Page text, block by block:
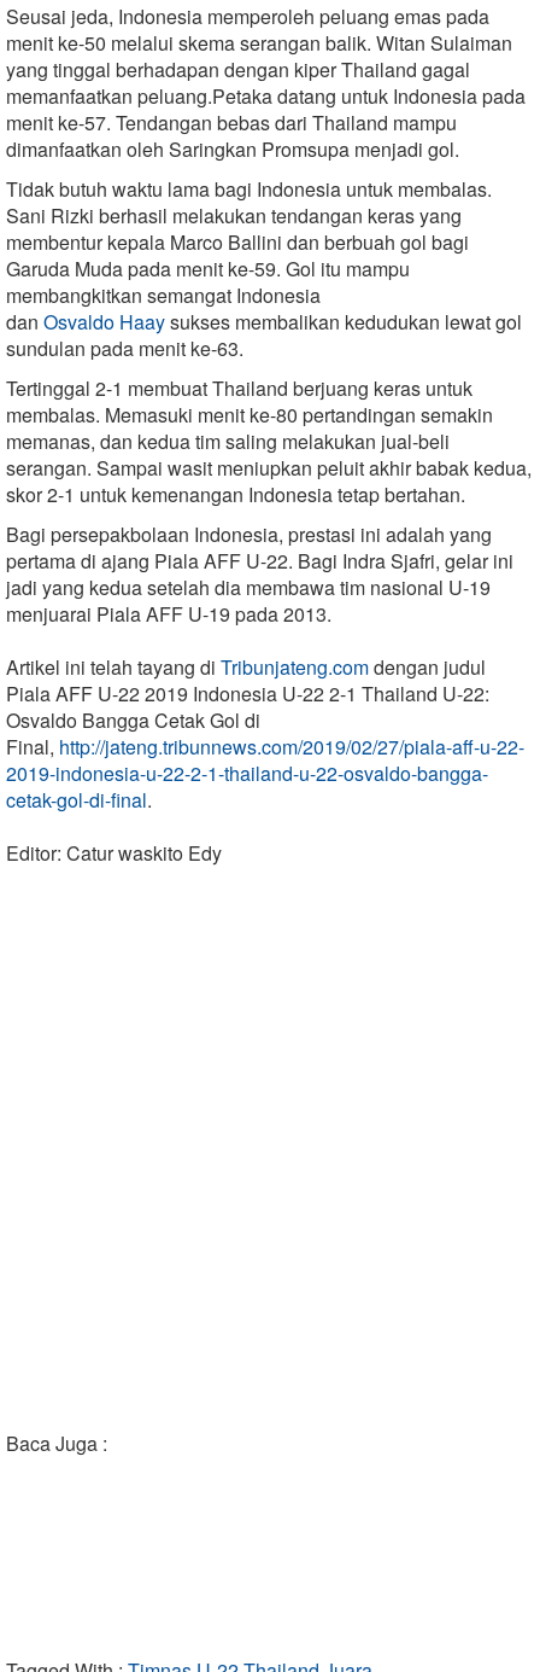
Seusai jeda, Indonesia memperoleh peluang emas pada
menit ke-50 melalui skema serangan balik. Witan Sulaiman
yang tinggal berhadapan dengan kiper Thailand gagal
memanfaatkan peluang.Petaka datang untuk Indonesia pada
menit ke-57. Tendangan bebas dari Thailand mampu
dimanfaatkan oleh Saringkan Promsupa menjadi gol.
Tidak butuh waktu lama bagi Indonesia untuk membalas.
Sani Rizki berhasil melakukan tendangan keras yang
membentur kepala Marco Ballini dan berbuah gol bagi
Garuda Muda pada menit ke-59. Gol itu mampu
membangkitkan semangat Indonesia
dan Osvaldo Haaysukses membalikan kedudukan lewat gol
sundulan pada menit ke-63.
Tertinggal 2-1 membuat Thailand berjuang keras untuk
membalas. Memasuki menit ke-80 pertandingan semakin
memanas, dan kedua tim saling melakukan jual-beli
serangan. Sampai wasit meniupkan peluit akhir babak kedua,
skor 2-1 untuk kemenangan Indonesia tetap bertahan.
Bagi persepakbolaan Indonesia, prestasi ini adalah yang
pertama di ajang Piala AFF U-22. Bagi Indra Sjafri, gelar ini
jadi yang kedua setelah dia membawa tim nasional U-19
menjuarai Piala AFF U-19 pada 2013.
Artikel ini telah tayang di Tribunjateng.comdengan judul
Piala AFF U-22 2019 Indonesia U-22 2-1 Thailand U-22:
Osvaldo Bangga Cetak Gol di
Final, http://jateng.tribunnews.com/2019/02/27/piala-aff-u-22-
2019-indonesia-u-22-2-1-thailand-u-22-osvaldo-bangga-
cetak-gol-di-final.
Editor: Catur waskito Edy
Baca Juga :